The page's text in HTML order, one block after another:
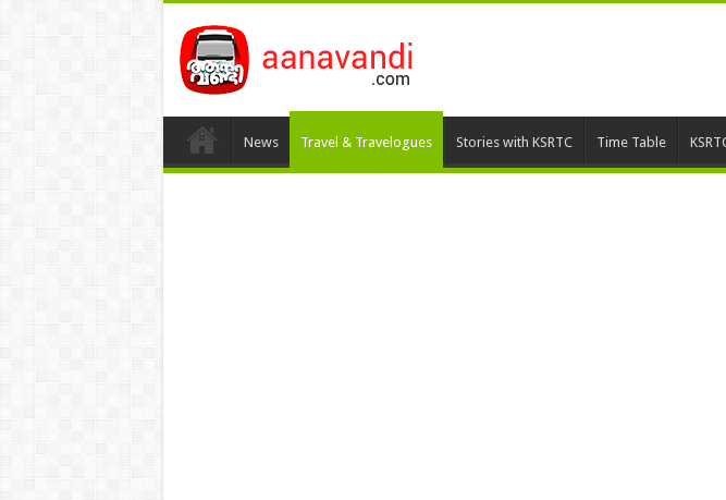
News Travel & Travelogues Stories with KSRTC Time Table